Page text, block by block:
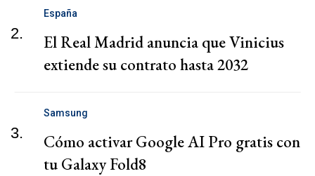
2.
España
El Real Madrid anuncia que Vinicius
extiende su contrato hasta 2032
3.
Samsung
Cómo activar Google AI Pro gratis con
tu Galaxy Fold8